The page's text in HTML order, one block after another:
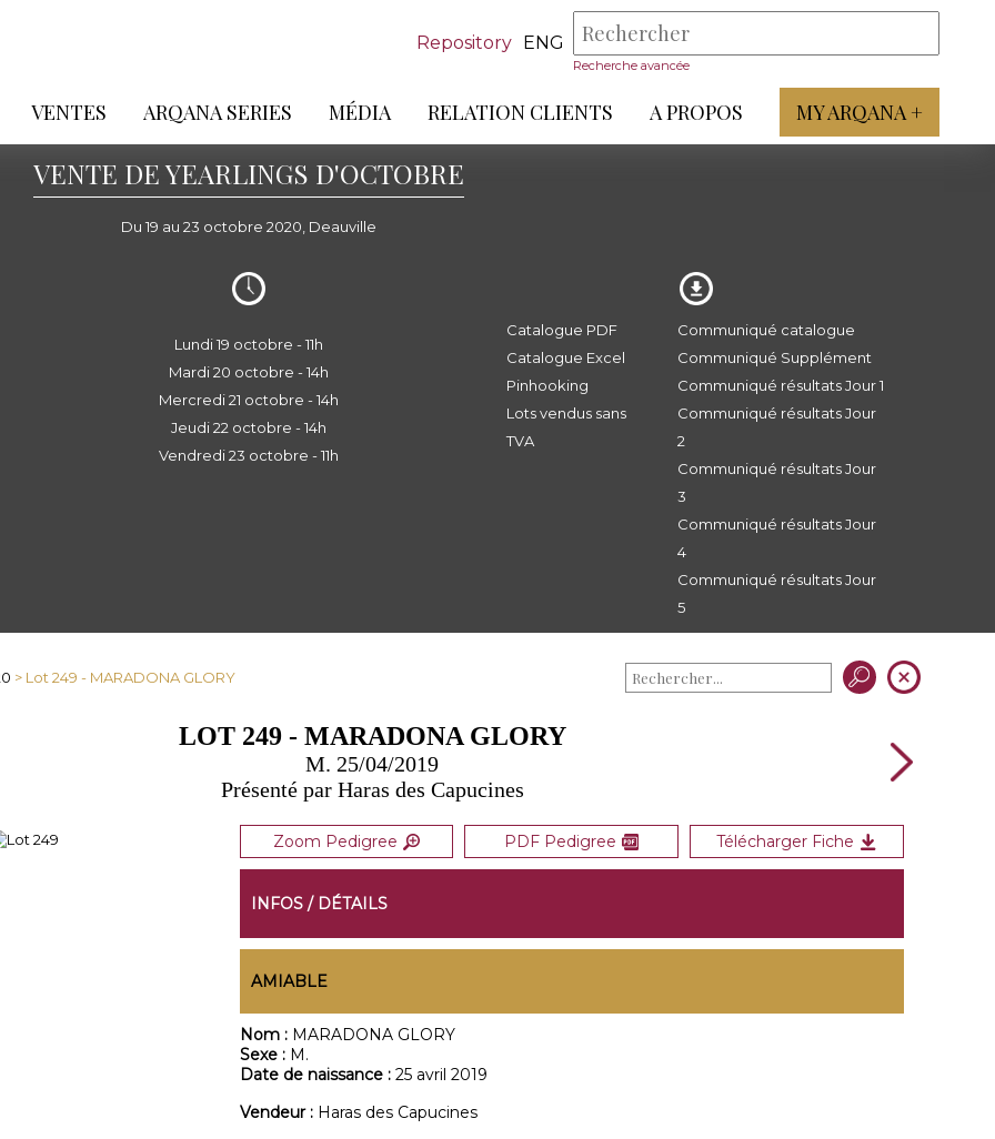
Repository ENG
Recherche avancée
VENTES ARQANA SERIES MÉDIA RELATION CLIENTS A PROPOS MY ARQANA +
VENTE DE YEARLINGS D'OCTOBRE
Du 19 au 23 octobre 2020, Deauville
Lundi 19 octobre - 11h
Mardi 20 octobre - 14h
Mercredi 21 octobre - 14h
Jeudi 22 octobre - 14h
Vendredi 23 octobre - 11h
Catalogue PDF
Catalogue Excel
Pinhooking
Lots vendus sans
TVA
Communiqué catalogue
Communiqué Supplément
Communiqué résultats Jour 1
Communiqué résultats Jour
2
Communiqué résultats Jour
3
Communiqué résultats Jour
4
Communiqué résultats Jour
5
> Lot 249 - MARADONA GLORY
LOT 249 - MARADONA GLORY
M. 25/04/2019
Présenté par Haras des Capucines
Zoom Pedigree PDF Pedigree Télécharger Fiche
INFOS / DÉTAILS
AMIABLE
Nom : MARADONA GLORY
Sexe : M.
Date de naissance : 25 avril 2019
Vendeur : Haras des Capucines